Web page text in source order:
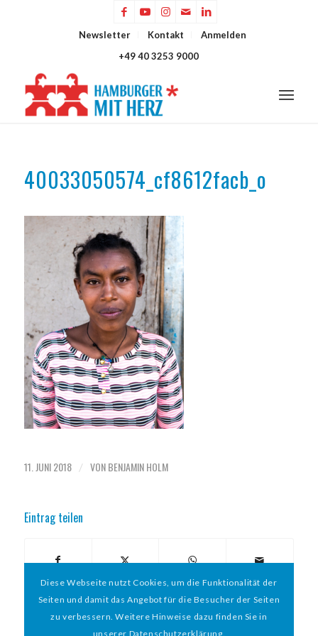
Newsletter Kontakt
Anmelden
+49 40 3253 9000
40033050574_cf8612facb_o
11. JUNI 2018 / VONBENJAMIN HOLM
Eintrag teilen
Diese Webseite nutzt Cookies, um die Funktionalität der
Seiten und damit das Angebot für die Besucher der Seiten
zu verbessern. Weitere Hinweise dazu finden Sie in
unserer Datenschutzerklärung.